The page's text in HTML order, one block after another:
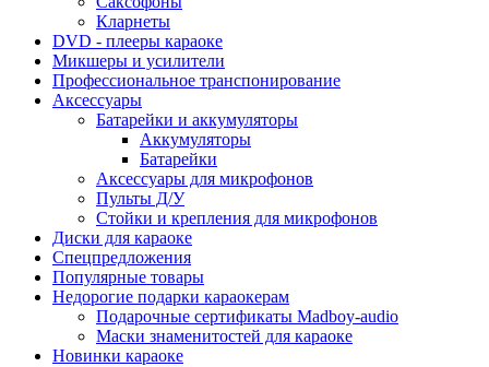
Кларнеты
DVD - плееры караоке
Микшеры и усилители
Профессиональное транспонирование
Аксессуары
Батарейки и аккумуляторы
Аккумуляторы
Батарейки
Аксессуары для микрофонов
Пульты Д/У
Стойки и крепления для микрофонов
Диски для караоке
Спецпредложения
Популярные товары
Недорогие подарки караокерам
Подарочные сертификаты Madboy-audio
Маски знаменитостей для караоке
Новинки караоке